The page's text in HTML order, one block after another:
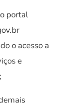
portal
o acesso a
e